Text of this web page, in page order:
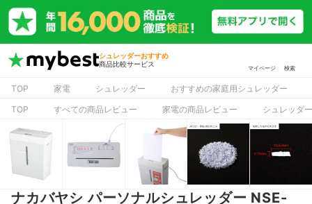
シュレッダーおすすめ
商品比較サービス
マイページ 検索
TOP 家電 シュレッダー
おすすめの家庭用シュレッダー
TOP
すべての商品レビュー 家電の商品レビュー シュレッダ
ナカバヤシ パーソナルシュレッダー NSE-